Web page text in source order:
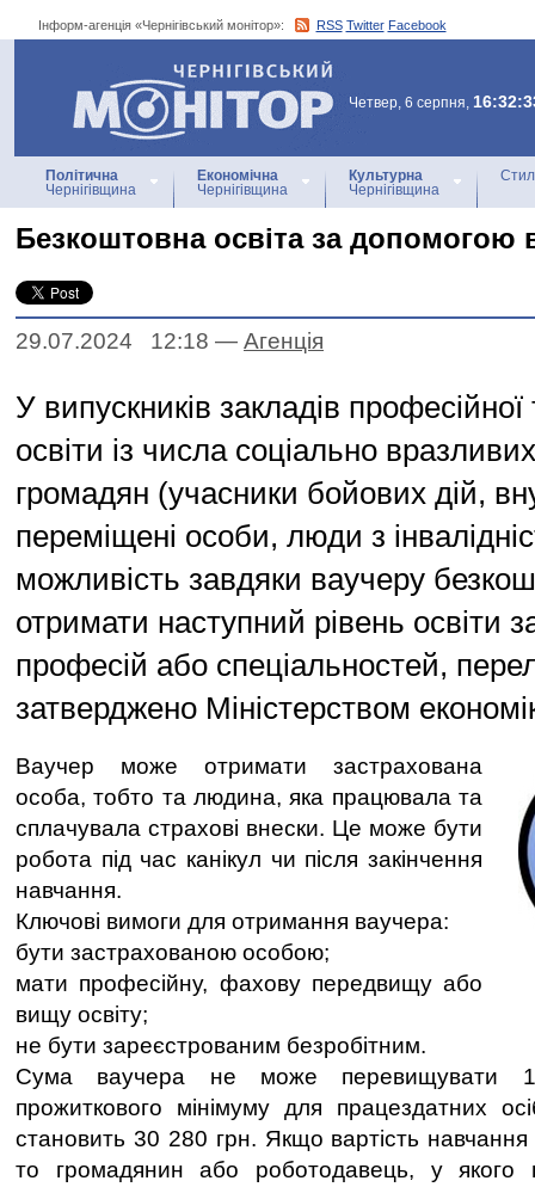
Інформ-агенція «Чернігівський монітор»: RSS Twitter Facebook
Інформ-агенція
«Чернігівський монітор»
Четвер, 6 серпня,
Політична
Чернігівщина
Економічна
Чернігівщина
Культурна
Чернігівщина
Безкоштовна освіта за допомогою
29.07.2024 12:18 — Агенцiя
У випускників закладів
освіти із числа соціально
громадян (учасники бойових дій,
переміщені особи, люди з
можливість завдяки ваучеру
отримати наступний рівень освіти
професій або спеціальностей,
затверджено Міністерством
Ваучер може отримати застрахована
особа, тобто та людина, яка працювала та
сплачувала страхові внески. Це може бути
робота під час канікул чи після закінчення
навчання.
Ключові вимоги для отримання ваучера:
бути застрахованою особою;
мати професійну, фахову передвищу або
вищу освіту;
не бути зареєстрованим безробітним.
Cума ваучера не може перевищувати
прожиткового мінімуму для працездатних
становить 30 280 грн. Якщо вартість
то громадянин або роботодавець, у